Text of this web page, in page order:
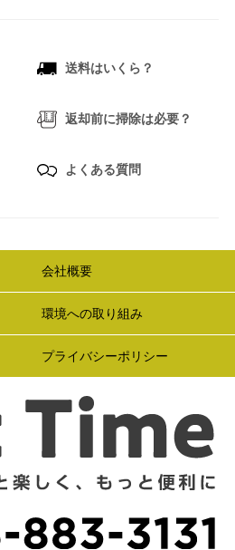
送料はいくら？
返却前に掃除は必要？
よくある質問
会社概要
環境への取り組み
プライバシーポリシー